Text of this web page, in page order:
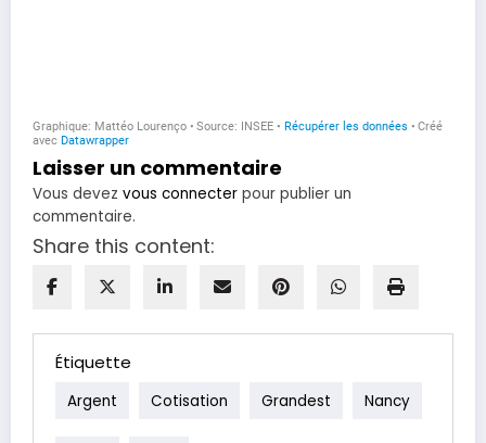
Laisser un commentaire
Vous devez vous connecter pour publier un
commentaire.
Share this content:
Étiquette
Argent Cotisation Grandest Nancy